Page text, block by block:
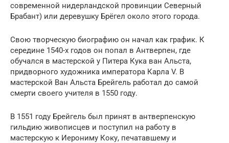
современной нидерландской провинции Северный
Брабант) или деревушку Брёгел около этого города.
Свою творческую биографию он начал как график. К
середине 1540-х годов он попал в Антверпен, где
обучался в мастерской у Питера Кука ван Альста,
придворного художника императора Карла V. В
мастерской Ван Альста Брейгель работал до самой
смерти своего учителя в 1550 году.
В 1551 году Брейгель был принят в антверпенскую
гильдию живописцев и поступил на работу в
мастерскую к Иерониму Коку, печатавшему и